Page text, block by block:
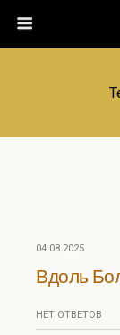
04.08.2025
Вдоль
НЕТ ОТВЕТОВ